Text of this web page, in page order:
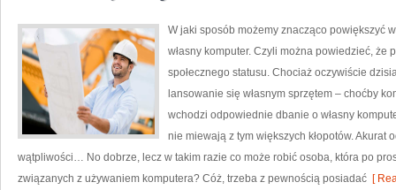
W jaki sposób możemy znacząco powiększyć
własny komputer. Czyli można powiedzieć, że
społecznego statusu. Chociaż oczywiście
lansowanie się własnym sprzętem – choćby
wchodzi odpowiednie dbanie o własny
nie miewają z tym większych kłopotów. Akurat
wątpliwości… No dobrze, lecz w takim razie co może robić osoba, która po
związanych z używaniem komputera? Cóż, trzeba z pewnością posiadać [